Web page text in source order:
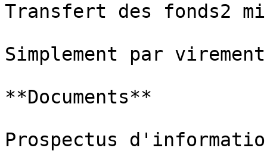
Transfert des fonds2
Simplement par
**Documents**
Prospectus